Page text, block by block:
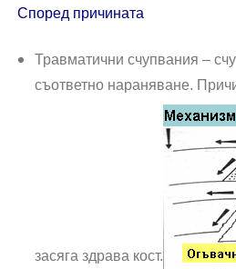
Според причината
Травматич­ни счупвания –
съответно нараняване.
засяга здрава кост.